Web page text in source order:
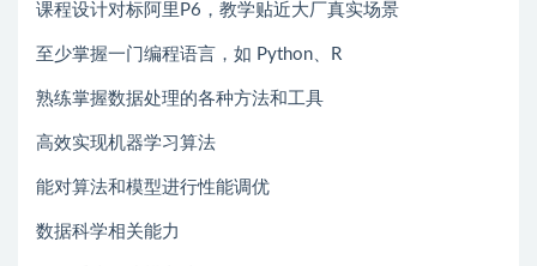
课程设计对标阿里P6，教学贴近大厂真实场景
至少掌握一门编程语言，如 Python、R
熟练掌握数据处理的各种方法和工具
高效实现机器学习算法
能对算法和模型进行性能调优
数据科学相关能力